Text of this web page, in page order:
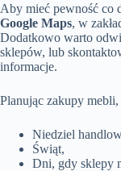
Aby mieć pewność co
Google Maps, w
Dodatkowo warto
sklepów, lub
informacje.
Planując zakupy
Niedziel
Świąt,
Dni, gdy sklepy